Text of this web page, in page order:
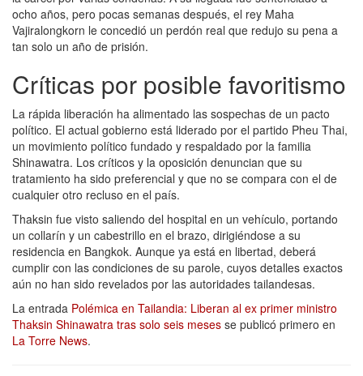
ocho años, pero pocas semanas después, el rey Maha
Vajiralongkorn le concedió un perdón real que redujo su pena a
tan solo un año de prisión.
Críticas por posible favoritismo
La rápida liberación ha alimentado las sospechas de un pacto
político. El actual gobierno está liderado por el partido Pheu Thai,
un movimiento político fundado y respaldado por la familia
Shinawatra. Los críticos y la oposición denuncian que su
tratamiento ha sido preferencial y que no se compara con el de
cualquier otro recluso en el país.
Thaksin fue visto saliendo del hospital en un vehículo, portando
un collarín y un cabestrillo en el brazo, dirigiéndose a su
residencia en Bangkok. Aunque ya está en libertad, deberá
cumplir con las condiciones de su parole, cuyos detalles exactos
aún no han sido revelados por las autoridades tailandesas.
La entrada Polémica en Tailandia: Liberan al ex primer ministro
Thaksin Shinawatra tras solo seis meses se publicó primero en
La Torre News.